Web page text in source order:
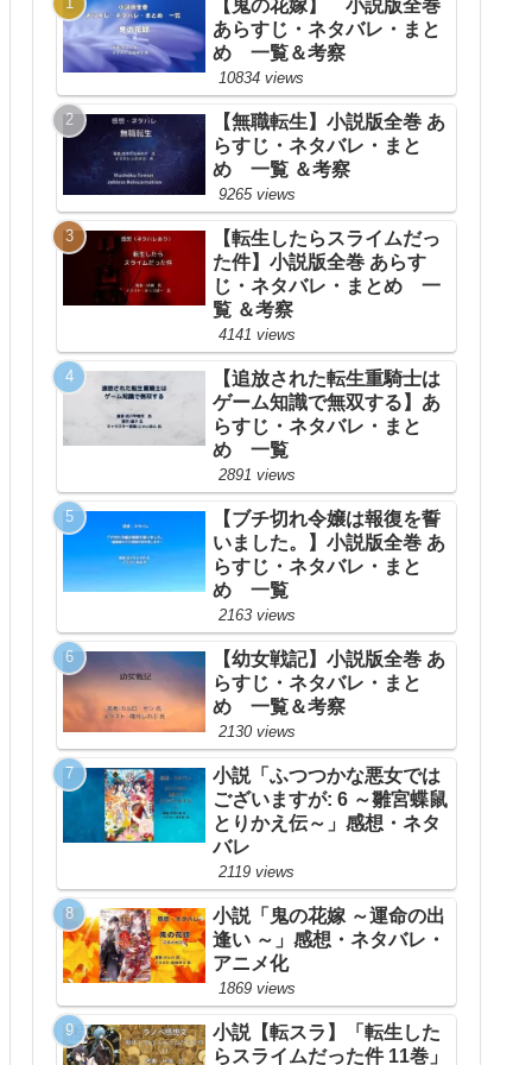
【鬼の花嫁】 小説版全巻
あらすじ・ネタバレ・まと
め 一覧＆考察
10834 views
【無職転生】小説版全巻 あ
らすじ・ネタバレ・まと
め 一覧 ＆考察
9265 views
【転生したらスライムだっ
た件】小説版全巻 あらす
じ・ネタバレ・まとめ 一
覧 ＆考察
4141 views
【追放された転生重騎士は
ゲーム知識で無双する】あ
らすじ・ネタバレ・まと
め 一覧
2891 views
【ブチ切れ令嬢は報復を誓
いました。】小説版全巻 あ
らすじ・ネタバレ・まと
め 一覧
2163 views
【幼女戦記】小説版全巻 あ
らすじ・ネタバレ・まと
め 一覧＆考察
2130 views
小説「ふつつかな悪女では
ございますが: 6 ～雛宮蝶鼠
とりかえ伝～」感想・ネタ
バレ
2119 views
小説「鬼の花嫁 ～運命の出
逢い ～」感想・ネタバレ・
アニメ化
1869 views
小説【転スラ】「転生した
らスライムだった件 11巻」